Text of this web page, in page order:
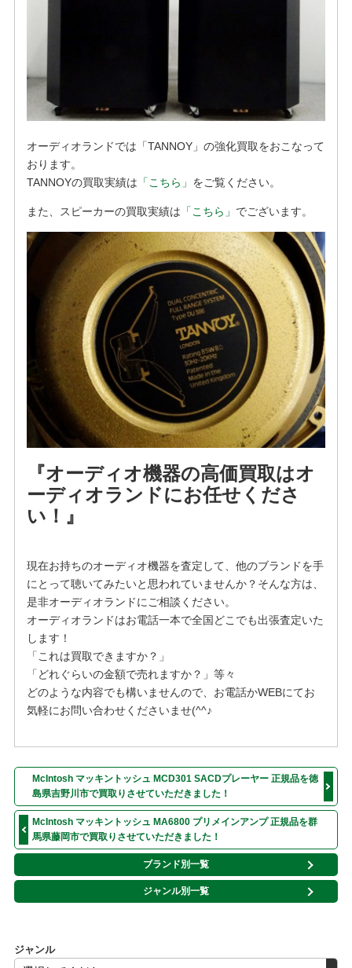
ジャンル
オーディオランドでは「TANNOY」の強化買取をおこなって
おります。
TANNOYの買取実績は 「こちら」 をご覧ください。
また、スピーカーの買取実績は 「こちら」 でございます。
『オーディオ機器の高価買取はオ
ーディオランドにお任せくださ
い！』
現在お持ちのオーディオ機器を査定して、他のブランドを手
にとって聴いてみたいと思われていませんか？そんな方は、
是非オーディオランドにご相談ください。
オーディオランドはお電話一本で全国どこでも出張査定いた
します！
「これは買取できますか？」
「どれぐらいの金額で売れますか？」等々
どのような内容でも構いませんので、お電話かWEBにてお
気軽にお問い合わせくださいませ(^^♪
McIntosh マッキントッシュ MCD301 SACDプレーヤー 正規品を徳
島県吉野川市で買取りさせていただきました！
McIntosh マッキントッシュ MA6800 プリメインアンプ 正規品を群
馬県藤岡市で買取りさせていただきました！
ブランド別一覧
ジャンル別一覧